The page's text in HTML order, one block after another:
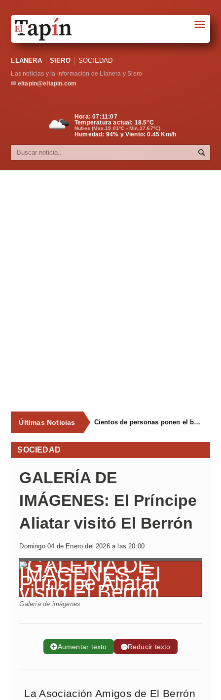
Sociedad
Política
Cultura
☰
LLANERA SIERO SOCIEDAD
Las noticias y la información de Llanera y Siero
✉ eltapin@eltapin.com
Hora:07:11:08
Temperatura actual: 18.5°C
Nubes (Max.19.01ºC - Min.17.67ºC)
Humedad: 94% y Viento: 0.45 Km/h
Últimas Noticias Cientos de personas ponen el broche final a las fiestas de La Salud de Lieres con la tradicional merienda
SOCIEDAD
GALERÍA DE
IMÁGENES: El Príncipe
Aliatar visitó El Berrón
Domingo 04 de Enero del 2026 a las 20:00
Galería de imágenes
➕Aumentar texto ➖Reducir texto
La Asociación Amigos de El Berrón